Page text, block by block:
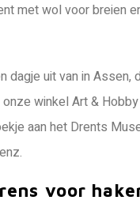
met wol voor breien
dagje uit van in Assen,
winkel Art &
aan het Drents
voor